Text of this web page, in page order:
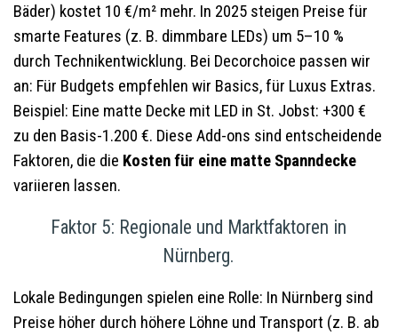
Bäder) kostet 10 €/m² mehr. In 2025 steigen Preise für
smarte Features (z. B. dimmbare LEDs) um 5–10 %
durch Technikentwicklung. Bei Decorchoice passen wir
an: Für Budgets empfehlen wir Basics, für Luxus Extras.
Beispiel: Eine matte Decke mit LED in St. Jobst: +300 €
zu den Basis-1.200 €. Diese Add-ons sind entscheidende
Faktoren, die die Kosten für eine matte Spanndecke
variieren lassen.
Faktor 5: Regionale und Marktfaktoren in
Nürnberg.
Lokale Bedingungen spielen eine Rolle: In Nürnberg sind
Preise höher durch höhere Löhne und Transport (z. B. ab